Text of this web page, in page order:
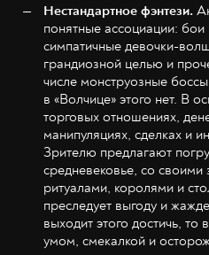
Нестандартное фэнтези.
понятные ассоциации: бои
симпатичные девочки-
грандиозной целью и
числе монструозные
в «Волчице» этого нет. В
торговых отношениях,
манипуляциях, сделках и
Зрителю предлагают
средневековье, со
ритуалами, королями и
преследует выгоду и
выходит этого достичь, то
умом, смекалкой и